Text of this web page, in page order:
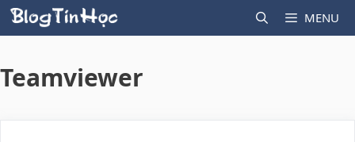
Skip
to
MENU
Teamviewer